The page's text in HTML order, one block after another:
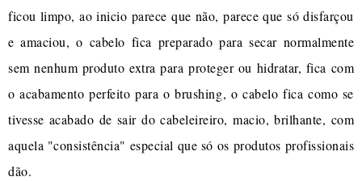
ficou limpo, ao inicio parece que não, parece que só disfarçou
e amaciou, o cabelo fica preparado para secar normalmente
sem nenhum produto extra para proteger ou hidratar, fica com
o acabamento perfeito para o brushing, o cabelo fica como se
tivesse acabado de sair do cabeleireiro, macio, brilhante, com
aquela "consistência" especial que só os produtos profissionais
dão.